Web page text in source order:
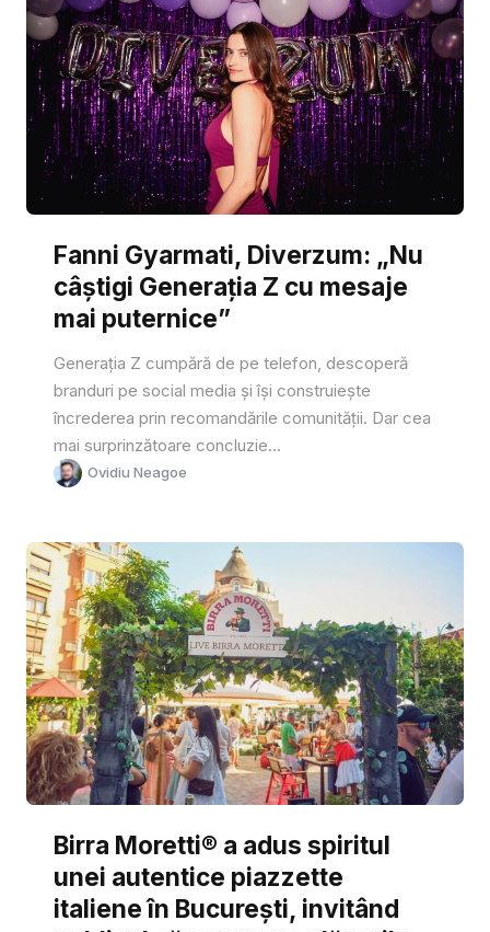
Fanni Gyarmati, Diverzum: „Nu
câștigi Generația Z cu mesaje
mai puternice”
Generația Z cumpără de pe telefon, descoperă
branduri pe social media și își construiește
încrederea prin recomandările comunității. Dar cea
mai surprinzătoare concluzie...
Ovidiu Neagoe
Birra Moretti® a adus spiritul
unei autentice piazzette
italiene în București, invitând